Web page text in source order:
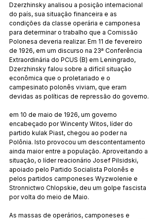
Dzerzhinsky analisou a posição internacional
do país, sua situação financeira e as
condições da classe operária e camponesa
para determinar o trabalho que a Comissão
Polonesa deveria realizar. Em 11 de fevereiro
de 1926, em um discurso na 23ª Conferência
Extraordinária do PCUS (B) em Leningrado,
Dzerzhinsky falou sobre a difícil situação
econômica que o proletariado e o
campesinato polonês viviam, que eram
devidas as políticas de repressão do governo.
em 10 de maio de 1926, um governo
encabeçado por Wincenty Witos, líder do
partido kulak Piast, chegou ao poder na
Polônia. Isto provocou um descontentamento
ainda maior entre a população. Aproveitando a
situação, o líder reacionário Josef Pilsidski,
apoiado pelo Partido Socialista Polonês e
pelos partidos camponeses Wyzwolenie e
Stronnictwo Chlopskie, deu um golpe fascista
por volta do meio de Maio.
As massas de operários, camponeses e